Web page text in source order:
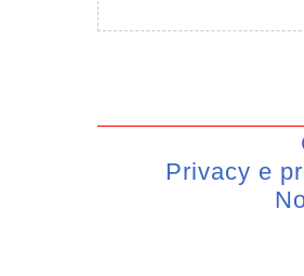
Privacy e